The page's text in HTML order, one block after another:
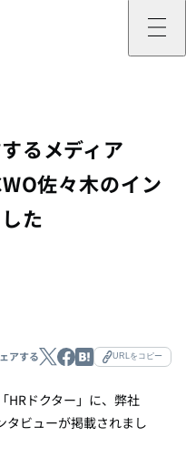
るメディア
佐々木のイン
た
アする URLをコピー
HRドクター」に、弊社
ビューが掲載されまし